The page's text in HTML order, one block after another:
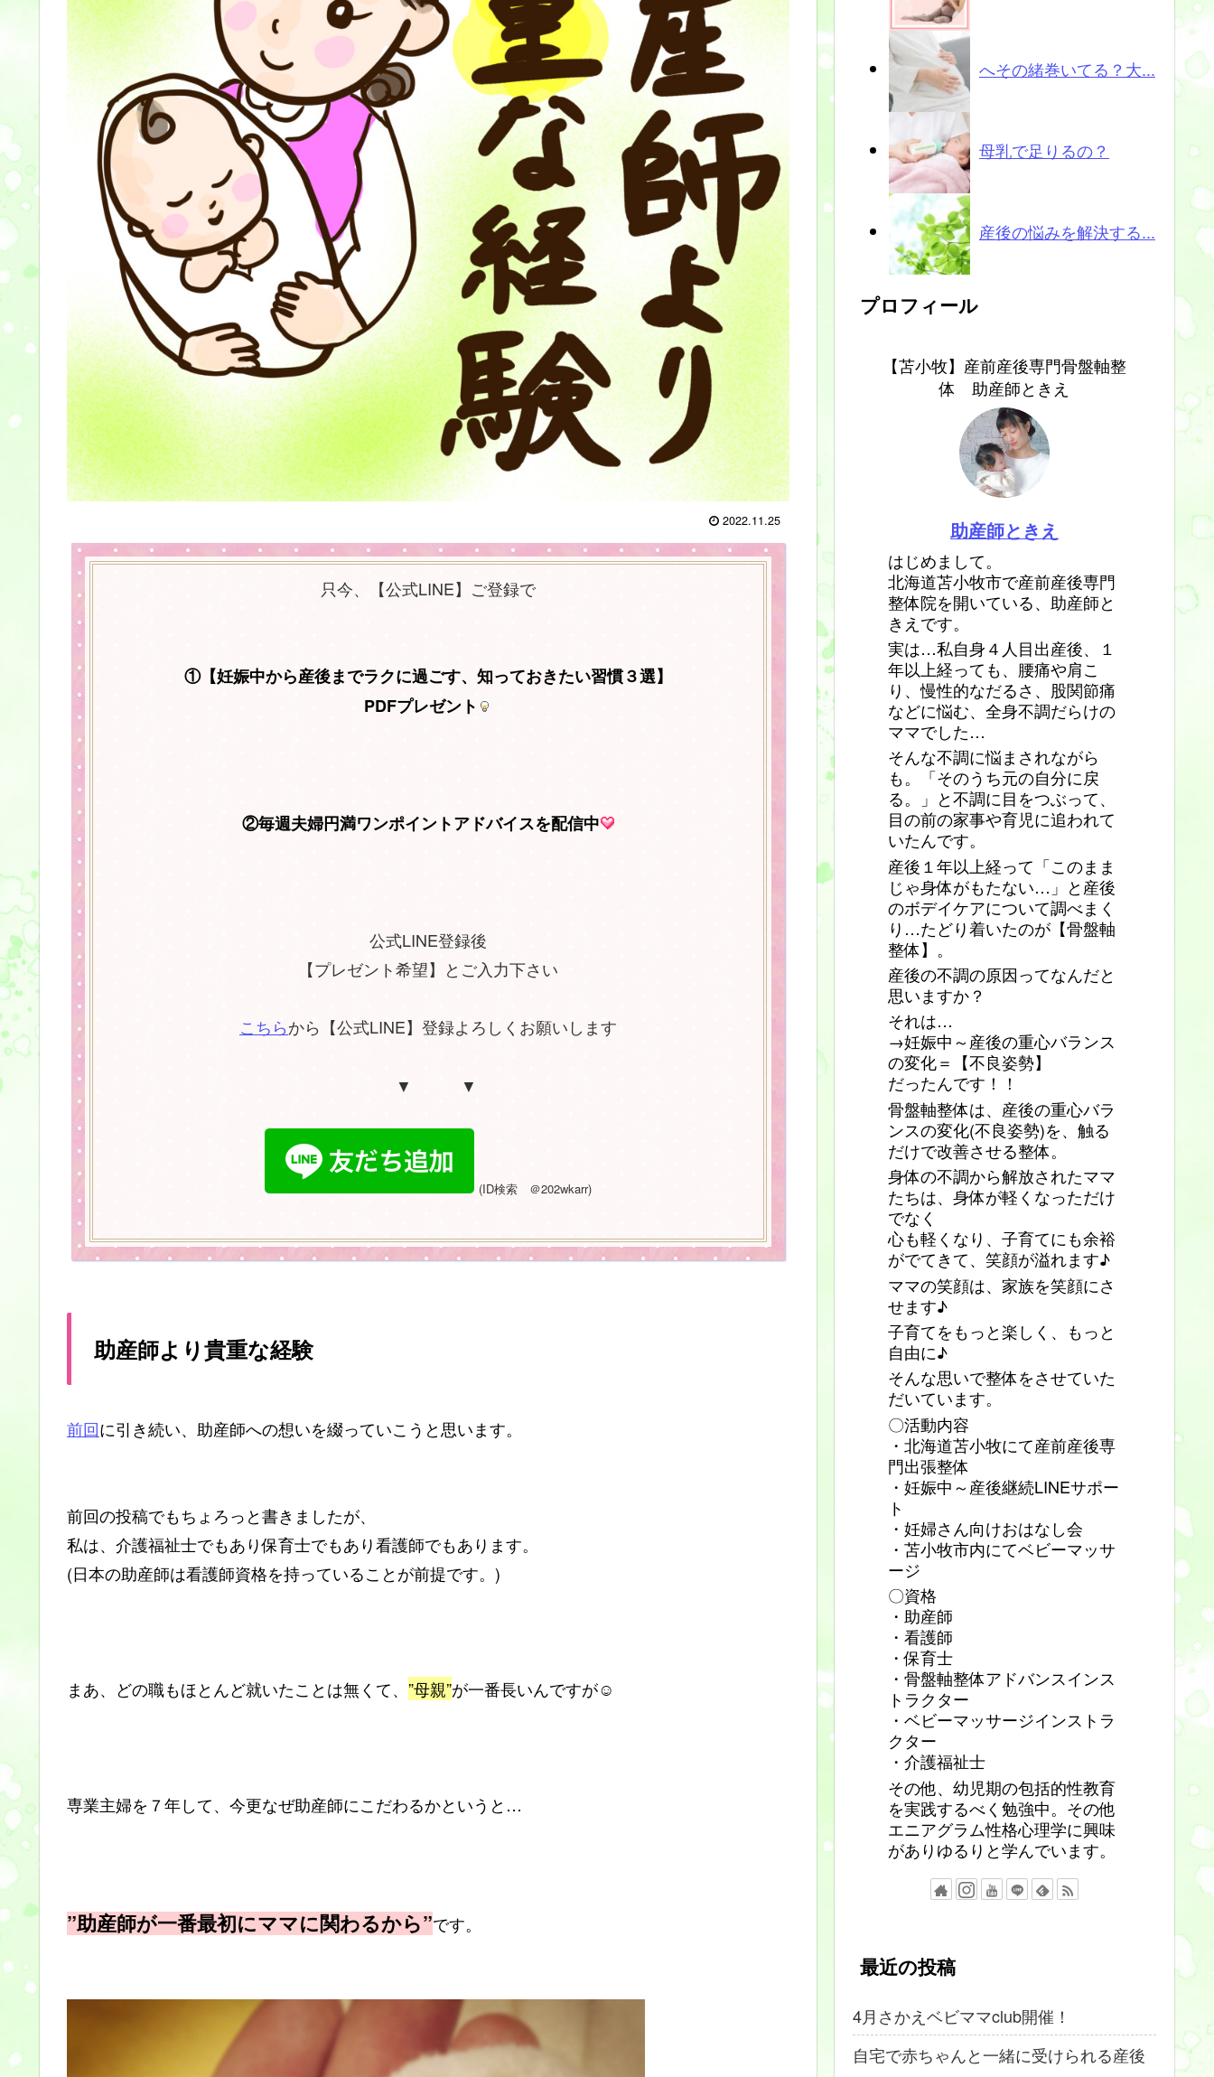
2022.11.25
只今、【公式LINE】ご登録で
①【妊娠中から産後までラクに過ごす、知っておきたい習慣３選】
PDFプレゼント
②毎週夫婦円満ワンポイントアドバイスを配信中
公式LINE登録後
【プレゼント希望】とご入力下さい
こちらから【公式LINE】登録よろしくお願いします
▼ ▼
(ID検索 ＠202wkarr)
助産師より貴重な経験
前回に引き続い、助産師への想いを綴っていこうと思います。
前回の投稿でもちょろっと書きましたが、
私は、介護福祉士でもあり保育士でもあり看護師でもあります。
(日本の助産師は看護師資格を持っていることが前提です。)
まあ、どの職もほとんど就いたことは無くて、 ”母親”が一番長いんですが☺
専業主婦を７年して、今更なぜ助産師にこだわるかというと…
”助産師が一番最初にママに関わるから”です。
へその緒巻いてる？大...
母乳で足りるの？
産後の悩みを解決する...
プロフィール
【苫小牧】産前産後専門骨盤軸整
体 助産師ときえ
助産師ときえ
はじめまして。
北海道苫小牧市で産前産後専門
整体院を開いている、助産師と
きえです。
実は…私自身４人目出産後、１
年以上経っても、腰痛や肩こ
り、慢性的なだるさ、股関節痛
などに悩む、全身不調だらけの
ママでした…
そんな不調に悩まされながら
も。「そのうち元の自分に戻
る。」と不調に目をつぶって、
目の前の家事や育児に追われて
いたんです。
産後１年以上経って「このまま
じゃ身体がもたない…」と産後
のボデイケアについて調べまく
り…たどり着いたのが【骨盤軸
整体】。
産後の不調の原因ってなんだと
思いますか？
それは…
→妊娠中～産後の重心バランス
の変化＝【不良姿勢】
だったんです！！
骨盤軸整体は、産後の重心バラ
ンスの変化(不良姿勢)を、触る
だけで改善させる整体。
身体の不調から解放されたママ
たちは、身体が軽くなっただけ
でなく
心も軽くなり、子育てにも余裕
がでてきて、笑顔が溢れます♪
ママの笑顔は、家族を笑顔にさ
せます♪
子育てをもっと楽しく、もっと
自由に♪
そんな思いで整体をさせていた
だいています。
〇活動内容
・北海道苫小牧にて産前産後専
門出張整体
・妊娠中～産後継続LINEサポー
ト
・妊婦さん向けおはなし会
・苫小牧市内にてベビーマッサ
ージ
〇資格
・助産師
・看護師
・保育士
・骨盤軸整体アドバンスインス
トラクター
・ベビーマッサージインストラ
クター
・介護福祉士
その他、幼児期の包括的性教育
を実践するべく勉強中。その他
エニアグラム性格心理学に興味
がありゆるりと学んでいます。
最近の投稿
4月さかえベビママclub開催！
自宅で赤ちゃんと一緒に受けられる産後